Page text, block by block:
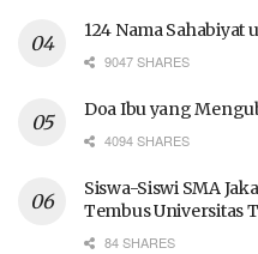
124 Nama Sahabiyat
9047 SHARES
Doa Ibu yang
4094 SHARES
Siswa-Siswi SMA
Tembus Universitas
84 SHARES